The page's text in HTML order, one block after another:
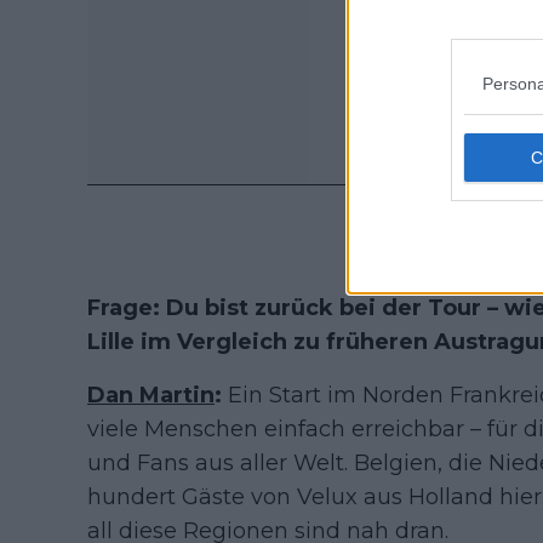
Frage: Du bist zurück bei der Tour –
Lille im Vergleich zu früheren
Dan Martin: Ein Start im Norden
viele Menschen einfach erreichbar – für
und Fans aus aller Welt. Belgien, die
hundert Gäste von Velux aus Holland
all diese Regionen sind nah dran.